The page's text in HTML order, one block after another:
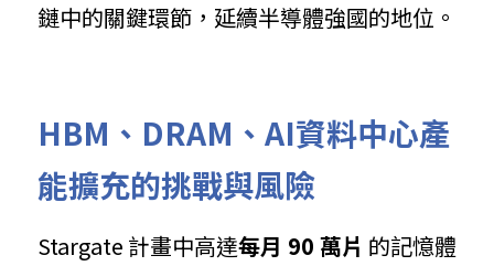
鏈中的關鍵環節，延續半導體強國的地位。
HBM、DRAM、AI資料中心產
能擴充的挑戰與風險
Stargate 計畫中高達每月 90 萬片 的記憶體